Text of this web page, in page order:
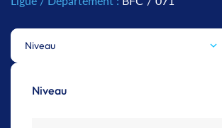
Niveau
Niveau